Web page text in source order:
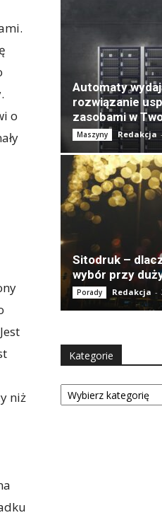
o
niż
Automaty
rozwiązanie
zasobami w
Maszyny Redakcja
Sitodruk –
wybór przy
Porady Redakcja -
Kategorie
Kategorie